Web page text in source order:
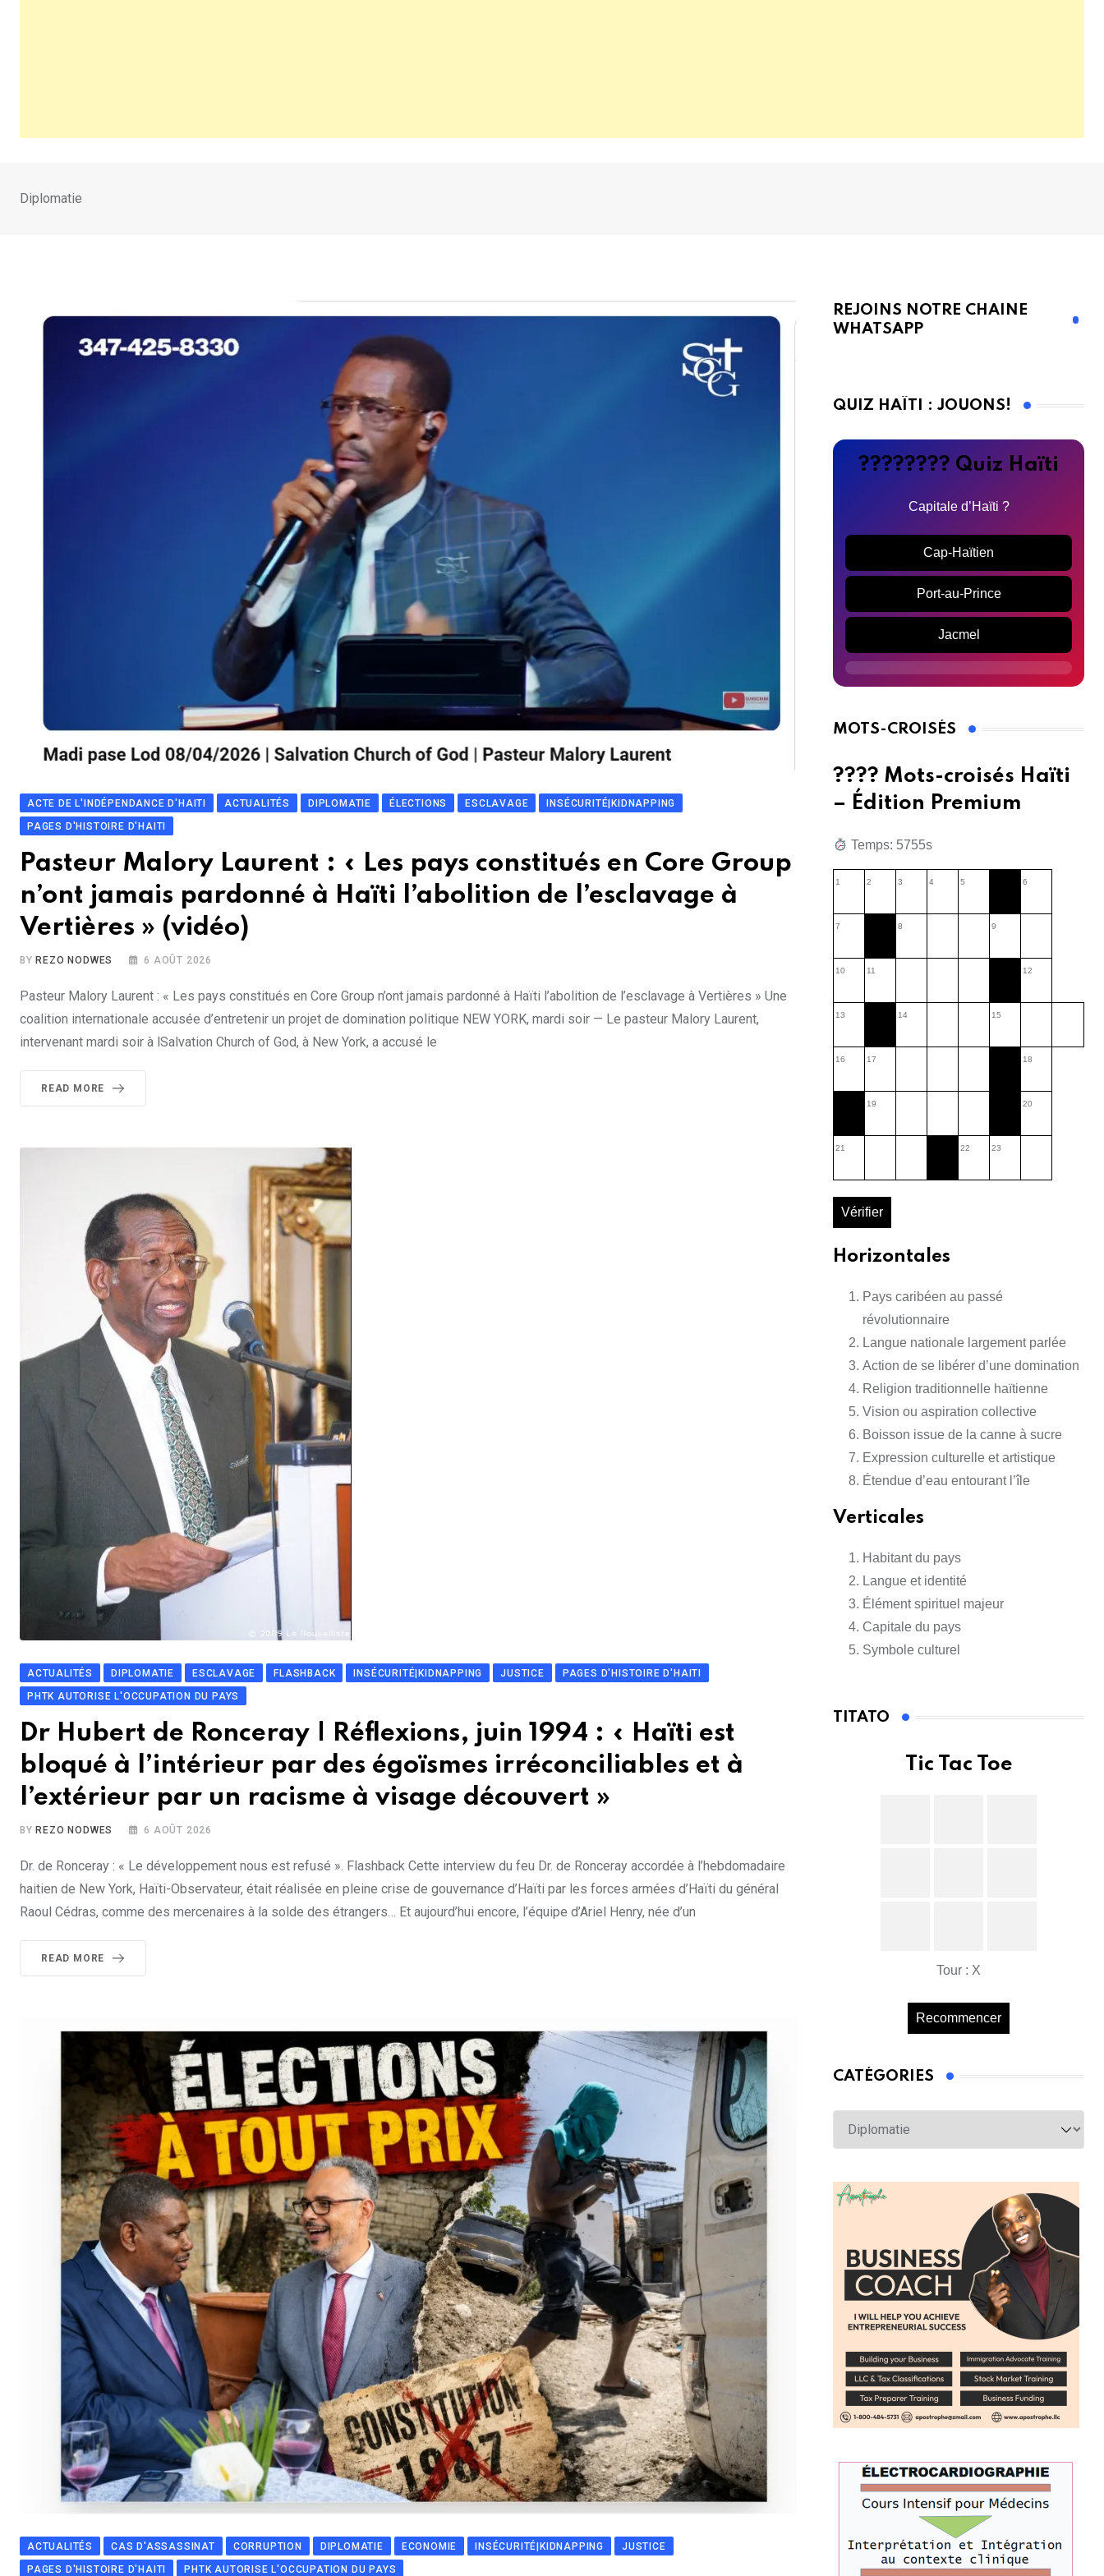
Diplomatie
ACTE DE L'INDÉPENDANCE D'HAITI ACTUALITÉS DIPLOMATIE ÉLECTIONS ESCLAVAGE
INSÉCURITÉ|KIDNAPPING
PAGES D'HISTOIRE D'HAITI
Pasteur Malory Laurent : « Les pays constitués en Core Group
n’ont jamais pardonné à Haïti l’abolition de l’esclavage à
Vertières » (vidéo)
BY REZO NODWES 6 AOÛT 2026
Pasteur Malory Laurent : « Les pays constitués en Core Group n’ont jamais pardonné à Haïti l’abolition de l’esclavage à Vertières » Une
coalition internationale accusée d’entretenir un projet de domination politique NEW YORK, mardi soir — Le pasteur Malory Laurent,
intervenant mardi soir à lSalvation Church of God, à New York, a accusé le
READ MORE
ACTUALITÉS DIPLOMATIE ESCLAVAGE FLASHBACK INSÉCURITÉ|KIDNAPPING JUSTICE
PAGES D'HISTOIRE D'HAITI
PHTK AUTORISE L'OCCUPATION DU PAYS
Dr Hubert de Ronceray | Réflexions, juin 1994 : « Haïti est
bloqué à l’intérieur par des égoïsmes irréconciliables et à
l’extérieur par un racisme à visage découvert »
BY REZO NODWES 6 AOÛT 2026
Dr. de Ronceray : « Le développement nous est refusé ». Flashback Cette interview du feu Dr. de Ronceray accordée à l’hebdomadaire
haitien de New York, Haïti-Observateur, était réalisée en pleine crise de gouvernance d’Haïti par les forces armées d’Haïti du général
Raoul Cédras, comme des mercenaires à la solde des étrangers… Et aujourd’hui encore, l’équipe d’Ariel Henry, née d’un
READ MORE
ACTUALITÉS CAS D'ASSASSINAT CORRUPTION DIPLOMATIE ECONOMIE INSÉCURITÉ|KIDNAPPING
JUSTICE
PAGES D'HISTOIRE D'HAITI
PHTK AUTORISE L'OCCUPATION DU PAYS
REJOINS NOTRE CHAINE
WHATSAPP
QUIZ HAÏTI : JOUONS!
???????? Quiz Haïti
Capitale d’Haïti ?
Cap-Haïtien
Port-au-Prince
Jacmel
MOTS-CROISÉS
???? Mots-croisés Haïti
– Édition Premium
Temps: 5757s
1 2 3 4 5 6
7 8 9
10 11 12
13 14 15
16 17 18
19 20
21 22 23
Vérifier
Horizontales
Pays caribéen au passé
révolutionnaire
Langue nationale largement parlée
Action de se libérer d’une domination
Religion traditionnelle haïtienne
Vision ou aspiration collective
Boisson issue de la canne à sucre
Expression culturelle et artistique
Étendue d’eau entourant l’île
Verticales
Habitant du pays
Langue et identité
Élément spirituel majeur
Capitale du pays
Symbole culturel
TITATO
Tic Tac Toe
Tour : X
Recommencer
CATÉGORIES
Catégories